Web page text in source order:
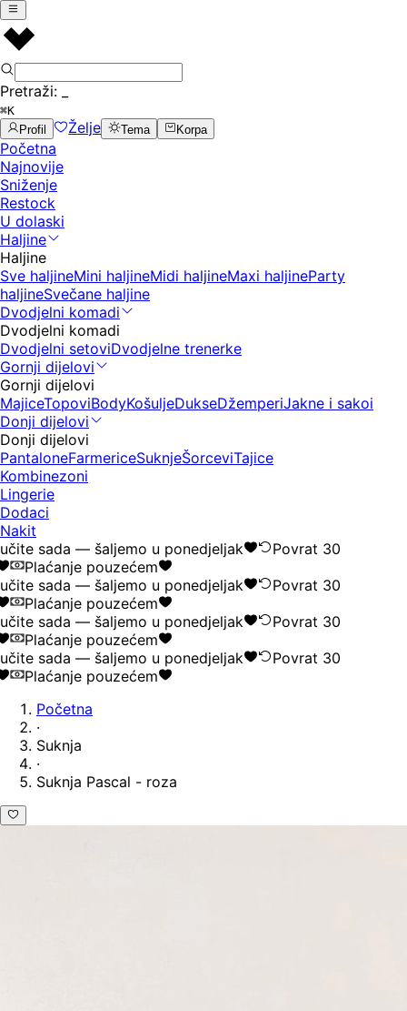
Pretraži:
⌘K
Profil
Želje Tema Korpa
Početna
Najnovije
Sniženje
Restock
U dolaski
Haljine
Haljine
Sve haljineMini haljineMidi haljineMaxi haljineParty
haljineSvečane haljine
Dvodjelni komadi
Dvodjelni komadi
Dvodjelni setoviDvodjelne trenerke
Gornji dijelovi
Gornji dijelovi
MajiceTopoviBodyKošuljeDukseDžemperiJakne i sakoi
Donji dijelovi
Donji dijelovi
PantaloneFarmericeSuknjeŠorceviTajice
Kombinezoni
Lingerie
Dodaci
Nakit
sada — šaljemo u ponedjeljak
Povrat 30
Plaćanje pouzećem
sada — šaljemo u ponedjeljak
Povrat 30
Plaćanje pouzećem
sada — šaljemo u ponedjeljak
Povrat 30
Plaćanje pouzećem
sada — šaljemo u ponedjeljak
Povrat 30
Plaćanje pouzećem
Početna
·
Suknja
·
Suknja Pascal - roza